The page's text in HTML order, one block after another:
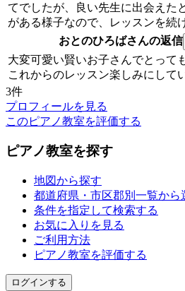
てでしたが、良い先生に出会えた
がある様子なので、レッスンを続
おとのひろばさんの返信
大変可愛い賢いお子さんでとって
これからのレッスン楽しみにして
3件
プロフィールを見る
このピアノ教室を評価する
ピアノ教室を探す
地図から探す
都道府県・市区郡別一覧から
条件を指定して検索する
お気に入りを見る
ご利用方法
ピアノ教室を評価する
ログインする